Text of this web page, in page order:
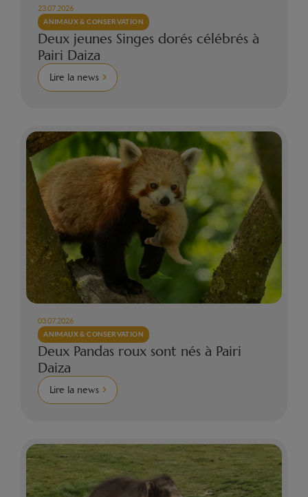
23.07.2026
ANIMAUX & CONSERVATION
Deux jeunes Singes dorés célébrés à
Pairi Daiza
Lire la news
03.07.2026
ANIMAUX & CONSERVATION
Deux Pandas roux sont nés à Pairi
Daiza
Lire la news